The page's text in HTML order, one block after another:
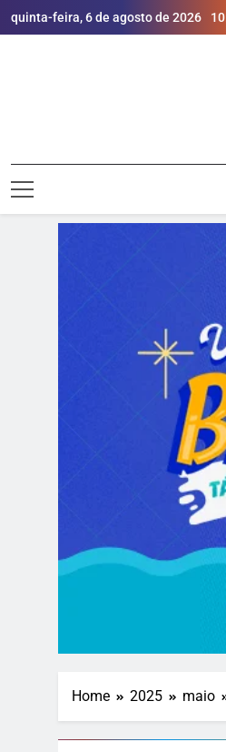
quinta-feira, 6 de agosto de 2026
Home 2025 maio